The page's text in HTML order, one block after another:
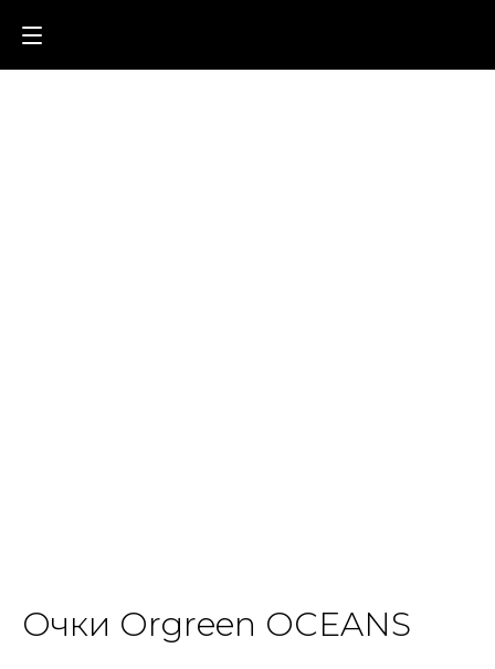
Очки Orgreen OCEANS